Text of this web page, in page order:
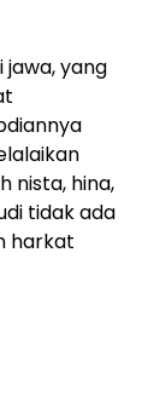
yang
nista, hina,
tidak ada
harkat